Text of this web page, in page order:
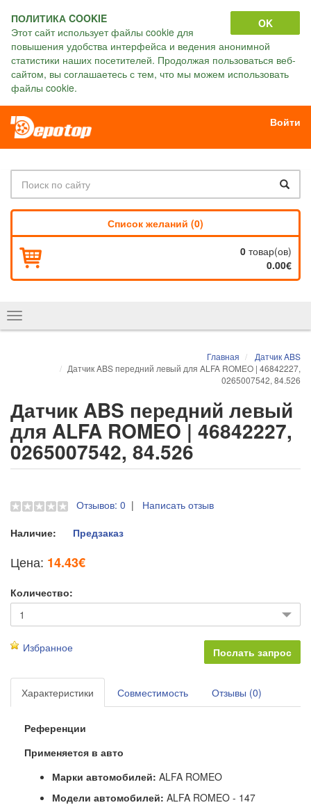
OK
ПОЛИТИКА COOKIE
Этот сайт использует файлы cookie для
повышения удобства интерфейса и ведения анонимной
статистики наших посетителей. Продолжая пользоваться веб-
сайтом, вы соглашаетесь с тем, что мы можем использовать
файлы cookie.
Войти
Список желаний (0)
0 товар(ов)
0.00€
Показать
навигацию
Главная
Датчик ABS
Датчик ABS передний левый для ALFA ROMEO | 46842227,
0265007542, 84.526
Датчик ABS передний левый
для ALFA ROMEO | 46842227,
0265007542, 84.526
Отзывов: 0 | Написать отзыв
Наличие:
Предзаказ
Цена: 14.43€
Количество:
Избранное
Характеристики Совместимость Отзывы (0)
Референции
Применяется в авто
Марки автомобилей: ALFA ROMEO
Модели автомобилей: ALFA ROMEO - 147